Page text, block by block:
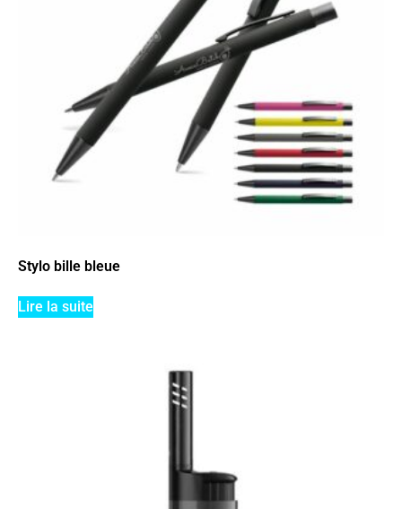
Stylo bille bleue
Lire la suite